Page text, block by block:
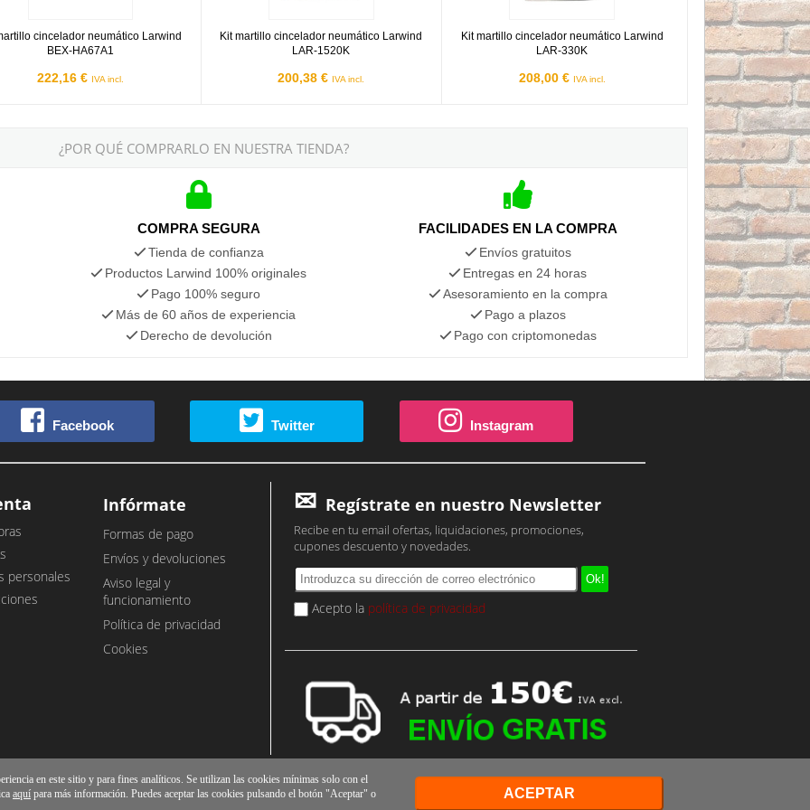
cincelador neumático Larwind
BEX-HA67A1
222,16 € IVA incl.
Kit martillo cincelador neumático Larwind
LAR-1520K
200,38 € IVA incl.
Kit martillo cincelador neumático Larwind
LAR-330K
208,00 € IVA incl.
¿POR QUÉ COMPRARLO EN NUESTRA TIENDA?
COMPRA SEGURA
Tienda de confianza
Productos Larwind 100% originales
Pago 100% seguro
Más de 60 años de experiencia
Derecho de devolución
FACILIDADES EN LA COMPRA
Envíos gratuitos
Entregas en 24 horas
Asesoramiento en la compra
Pago a plazos
Pago con criptomonedas
Facebook Twitter Instagram
personales
Infórmate
Formas de pago
Envíos y devoluciones
Aviso legal y
funcionamiento
Política de privacidad
Cookies
Regístrate en nuestro Newsletter
Recibe en tu email ofertas, liquidaciones, promociones,
cupones descuento y novedades.
Acepto la política de privacidad
en este sitio y para fines analíticos. Se utilizan las cookies mínimas solo con el
aquípara más información. Puedes aceptar las cookies pulsando el botón "Aceptar" o ACEPTAR